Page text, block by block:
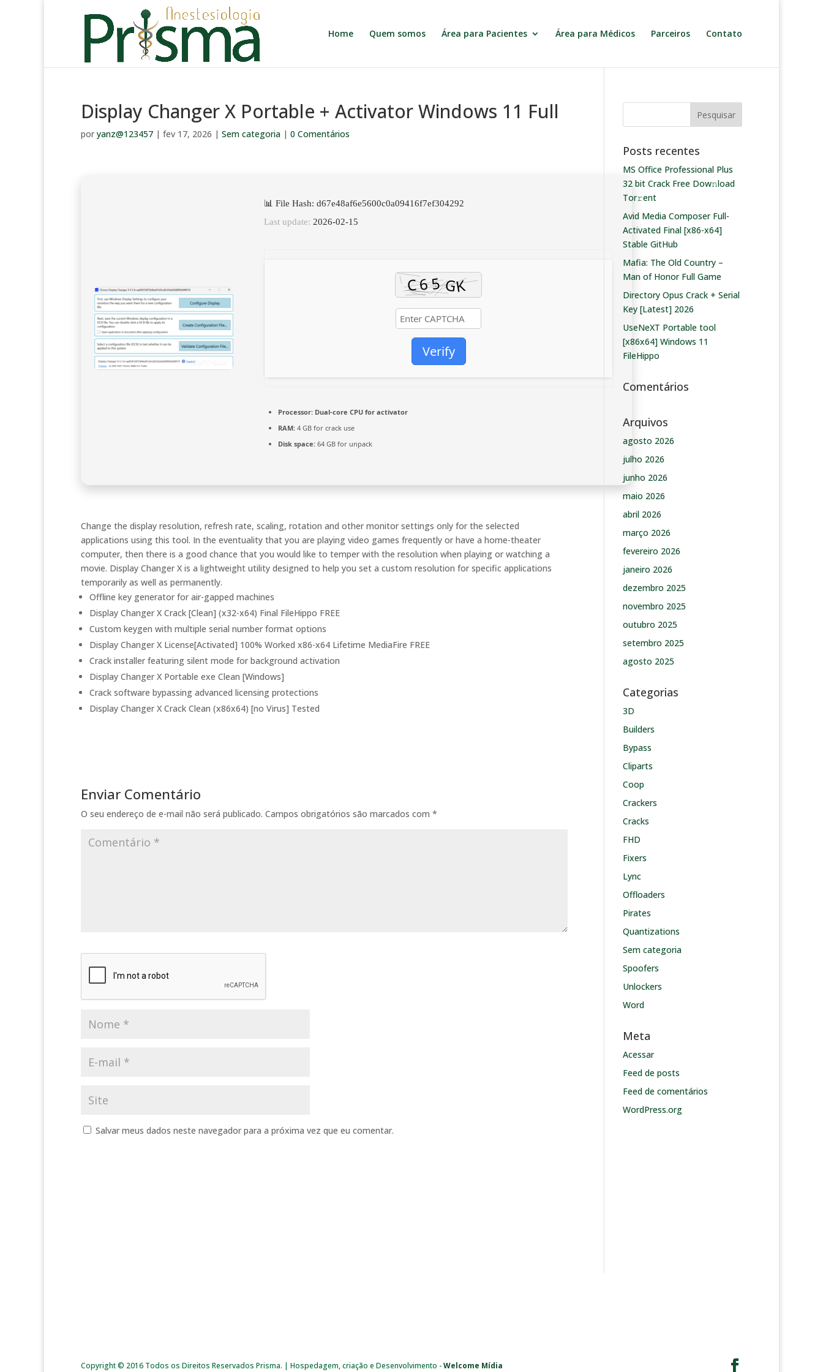
Home Quem somos Área para Pacientes Área para Médicos Parceiros Contato
Display Changer X Portable + Activator Windows 11 Full
por yanz@123457 | fev 17, 2026 | Sem categoria | 0 Comentários
📊 File Hash: d67e48af6e5600c0a09416f7ef304292
Last update: 2026-02-15
Verify
Processor: Dual-core CPU for activator
RAM: 4 GB for crack use
Disk space: 64 GB for unpack
Change the display resolution, refresh rate, scaling, rotation and other monitor settings only for the selected
applications using this tool. In the eventuality that you are playing video games frequently or have a home-theater
computer, then there is a good chance that you would like to temper with the resolution when playing or watching a
movie. Display Changer X is a lightweight utility designed to help you set a custom resolution for specific applications
temporarily as well as permanently.
Offline key generator for air-gapped machines
Display Changer X Crack [Clean] (x32-x64) Final FileHippo FREE
Custom keygen with multiple serial number format options
Display Changer X License[Activated] 100% Worked x86-x64 Lifetime MediaFire FREE
Crack installer featuring silent mode for background activation
Display Changer X Portable exe Clean [Windows]
Crack software bypassing advanced licensing protections
Display Changer X Crack Clean (x86x64) [no Virus] Tested
Enviar Comentário
O seu endereço de e-mail não será publicado. Campos obrigatórios são marcados com *
Salvar meus dados neste navegador para a próxima vez que eu comentar.
Posts recentes
MS Office Professional Plus
32 bit Crack Frее Dow𝚗load
Tоr𝚛ent
Avid Media Composer Full-
Activated Final [x86-x64]
Stable GitHub
Mafia: The Old Country –
Man of Honor Full Game
Directory Opus Crack + Serial
Key [Latest] 2026
UseNeXT Portable tool
[x86x64] Windows 11
FileHippo
Comentários
Arquivos
agosto 2026
julho 2026
junho 2026
maio 2026
abril 2026
março 2026
fevereiro 2026
janeiro 2026
dezembro 2025
novembro 2025
outubro 2025
setembro 2025
agosto 2025
Categorias
3D
Builders
Bypass
Cliparts
Coop
Crackers
Cracks
FHD
Fixers
Lync
Offloaders
Pirates
Quantizations
Sem categoria
Spoofers
Unlockers
Word
Meta
Acessar
Feed de posts
Feed de comentários
WordPress.org
Copyright © 2016 Todos os Direitos Reservados Prisma. | Hospedagem, criação e Desenvolvimento -Welcome Mídia